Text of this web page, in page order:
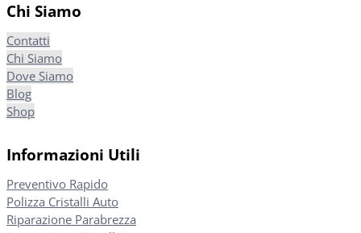
Chi Siamo
Contatti
Chi Siamo
Dove Siamo
Blog
Shop
Informazioni Utili
Preventivo Rapido
Polizza Cristalli Auto
Riparazione Parabrezza